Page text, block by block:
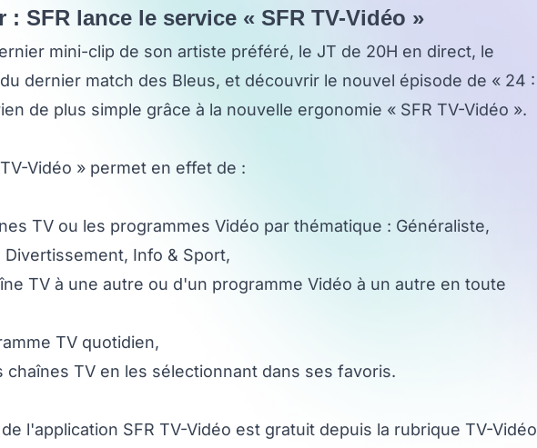
: SFR lance le service « SFR TV-Vidéo »
mini-clip de son artiste préféré, le JT de 20H en direct, le
dernier match des Bleus, et découvrir le nouvel épisode de « 24 :
de plus simple grâce à la nouvelle ergonomie « SFR TV-Vidéo ».
Vidéo » permet en effet de :
TV ou les programmes Vidéo par thématique : Généraliste,
Divertissement, Info & Sport,
TV à une autre ou d'un programme Vidéo à un autre en toute
TV quotidien,
chaînes TV en les sélectionnant dans ses favoris.
l'application SFR TV-Vidéo est gratuit depuis la rubrique TV-Vidéo